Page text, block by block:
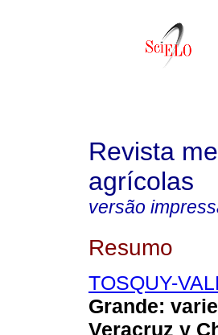
Revista
agrícolas
versão
Resumo
TOSQUY-
Grande:
Veracruz y